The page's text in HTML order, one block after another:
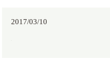
2017/03/10